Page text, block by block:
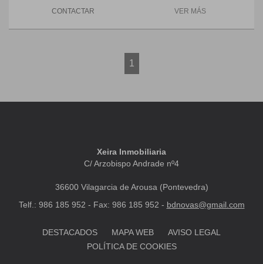
CONTACTAR VER MÁS
1
Xeira Inmobiliaria
C/ Arzobispo Andrade nº4
36600 Vilagarcia de Arousa (Pontevedra)
Telf.: 986 185 952 - Fax: 986 185 952 - bdnovas@gmail.com
DESTACADOS MAPA WEB
AVISO LEGAL
POLÍTICA DE COOKIES